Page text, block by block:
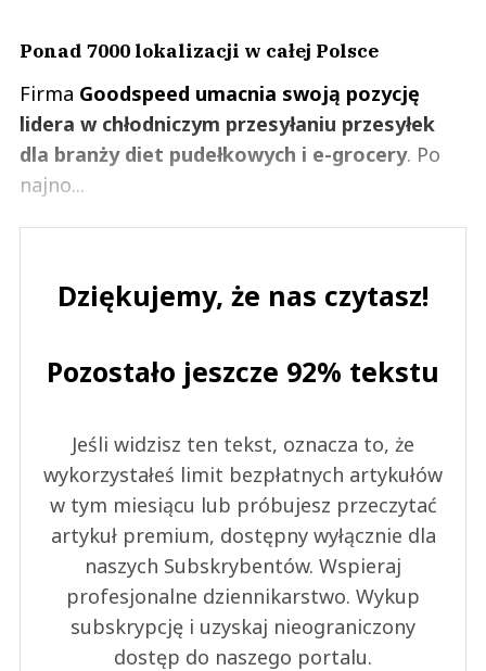
Ponad 7000 lokalizacji w całej Polsce
Firma Goodspeed umacnia swoją pozycję
lidera w chłodniczym przesyłaniu przesyłek
dla branży diet pudełkowych i e-grocery. Po
najno...
Dziękujemy, że nas czytasz!
Pozostało jeszcze 92% tekstu
Jeśli widzisz ten tekst, oznacza to, że
wykorzystałeś limit bezpłatnych artykułów
w tym miesiącu lub próbujesz przeczytać
artykuł premium, dostępny wyłącznie dla
naszych Subskrybentów. Wspieraj
profesjonalne dziennikarstwo. Wykup
subskrypcję i uzyskaj nieograniczony
dostęp do naszego portalu.